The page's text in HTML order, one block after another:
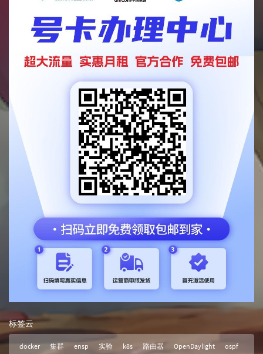
标签云
docker 集群 ensp 实验 k8s 路由器 OpenDaylight ospf